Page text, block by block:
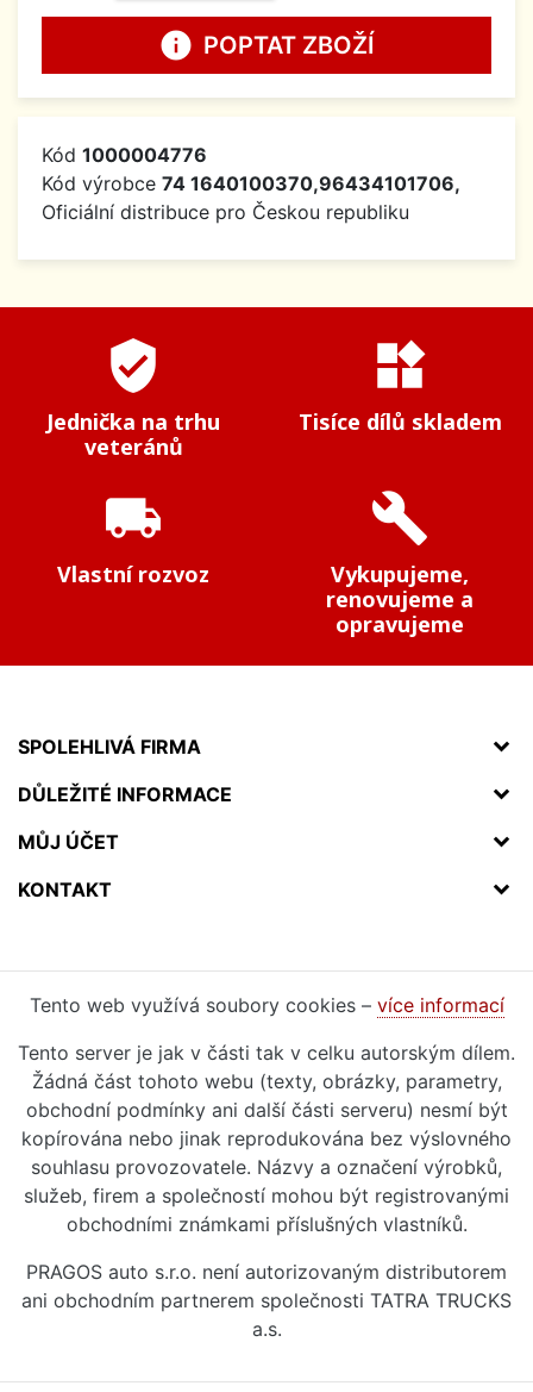
info POPTAT ZBOŽÍ
Kód 1000004776
Kód výrobce 74 1640100370,96434101706,
Oficiální distribuce pro Českou republiku
verified_user
Jednička na trhu
veteránů
widgets
Tisíce dílů skladem
local_shipping
Vlastní rozvoz
build
Vykupujeme,
renovujeme a
opravujeme
SPOLEHLIVÁ FIRMA
DŮLEŽITÉ INFORMACE
MŮJ ÚČET
KONTAKT
Tento web využívá soubory cookies – více informací
Tento server je jak v části tak v celku autorským dílem.
Žádná část tohoto webu (texty, obrázky, parametry,
obchodní podmínky ani další části serveru) nesmí být
kopírována nebo jinak reprodukována bez výslovného
souhlasu provozovatele. Názvy a označení výrobků,
služeb, firem a společností mohou být registrovanými
obchodními známkami příslušných vlastníků.
PRAGOS auto s.r.o. není autorizovaným distributorem
ani obchodním partnerem společnosti TATRA TRUCKS
a.s.